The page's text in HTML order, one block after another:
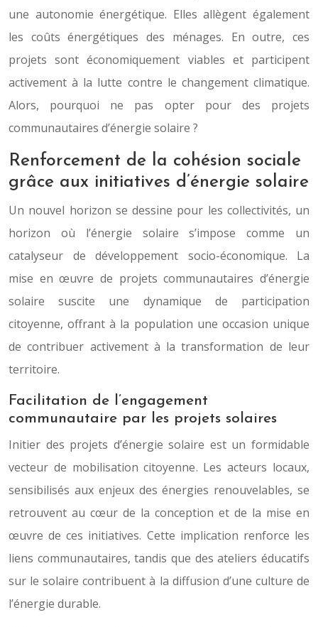
une autonomie énergétique. Elles allègent également
les coûts énergétiques des ménages. En outre, ces
projets sont économiquement viables et participent
activement à la lutte contre le changement climatique.
Alors, pourquoi ne pas opter pour des projets
communautaires d’énergie solaire ?
Renforcement de la cohésion sociale
grâce aux initiatives d’énergie solaire
Un nouvel horizon se dessine pour les collectivités, un
horizon où l’énergie solaire s’impose comme un
catalyseur de développement socio-économique. La
mise en œuvre de projets communautaires d’énergie
solaire suscite une dynamique de participation
citoyenne, offrant à la population une occasion unique
de contribuer activement à la transformation de leur
territoire.
Facilitation de l’engagement
communautaire par les projets solaires
Initier des projets d’énergie solaire est un formidable
vecteur de mobilisation citoyenne. Les acteurs locaux,
sensibilisés aux enjeux des énergies renouvelables, se
retrouvent au cœur de la conception et de la mise en
œuvre de ces initiatives. Cette implication renforce les
liens communautaires, tandis que des ateliers éducatifs
sur le solaire contribuent à la diffusion d’une culture de
l’énergie durable.